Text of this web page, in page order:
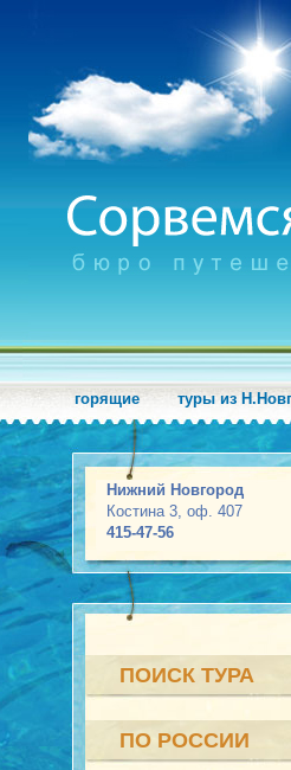
горящие туры из
Нижний Новгород
Костина 3, оф. 407
415-47-56
ПОИСК ТУРА
ПО РОССИИ